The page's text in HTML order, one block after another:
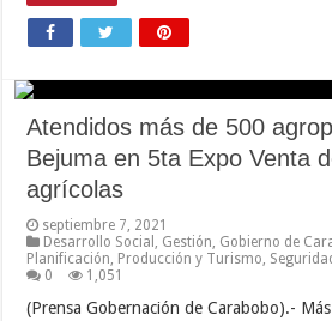
Atendidos más de 500
Bejuma en 5ta Expo Venta
agrícolas
septiembre 7, 2021
Desarrollo Social
Gestión Gobierno de
Planificación Producción y Turismo
0
1,051
(Prensa Gobernación de Carabobo).-